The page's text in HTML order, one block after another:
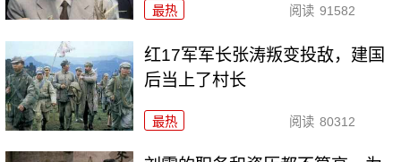
最热 阅读 91582
红17军军长张涛叛变投敌，建国
后当上了村长
最热 阅读 80312